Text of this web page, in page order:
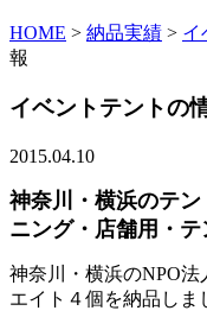
HOME > 納品実績 > イ
報
イベントテントの
2015.04.10
神奈川・横浜のテ
ニング・店舗用・テ
神奈川・横浜のNPO
エイト４個を納品しま